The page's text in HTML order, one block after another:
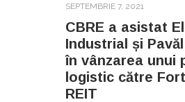
SEPTEMBRIE 7, 2021
CBRE a asistat
Industrial și
în vânzarea unui
logistic către
REIT